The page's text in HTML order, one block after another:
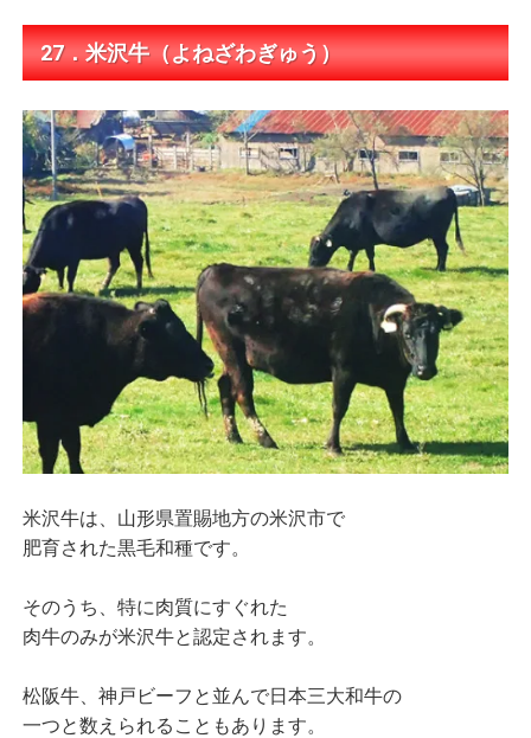
27．米沢牛（よねざわぎゅう）
米沢牛は、山形県置賜地方の米沢市で
肥育された黒毛和種です。
そのうち、特に肉質にすぐれた
肉牛のみが米沢牛と認定されます。
松阪牛、神戸ビーフと並んで日本三大和牛の
一つと数えられることもあります。